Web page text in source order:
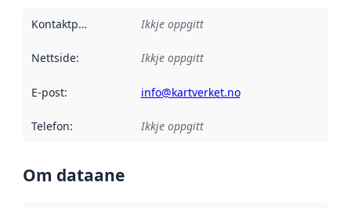
Kontaktpunkt Ikkje oppgitt
Nettside: Ikkje oppgitt
E-post: info@kartverket.no
Telefon: Ikkje oppgitt
Om dataane